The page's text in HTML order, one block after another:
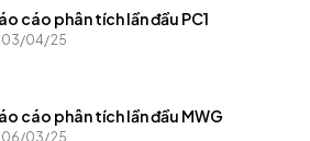
cáo phân tích lần đầu PC1
03/04/25
cáo phân tích lần đầu MWG
06/03/25